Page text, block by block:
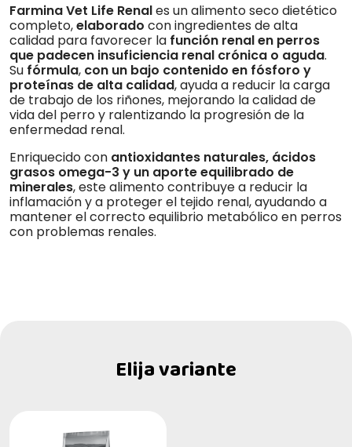
Farmina Vet Life Renales un alimento seco dietético
completo,elaborado con ingredientes de alta
calidad para favorecer la función renal en perros
que padecen insuficiencia renal crónica o aguda.
Su fórmula, con un bajo contenido en fósforo y
proteínas de alta calidad, ayuda a reducir la carga
de trabajo de los riñones, mejorando la calidad de
vida del perro y ralentizando la progresión de la
enfermedad renal.
Enriquecido con antioxidantes naturales, ácidos
grasos omega-3 y un aporte equilibrado de
minerales, este alimento contribuye a reducir la
inflamación y a proteger el tejido renal, ayudando a
mantener el correcto equilibrio metabólico en perros
con problemas renales.
Elija variante